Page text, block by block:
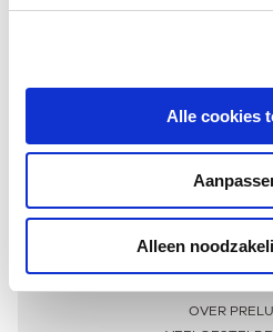
Alle cookies
Alleen
Meer
OVER